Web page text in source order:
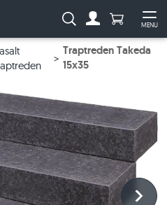
MENU
Zoeken: Aantal
Traptreden Takeda
15x35